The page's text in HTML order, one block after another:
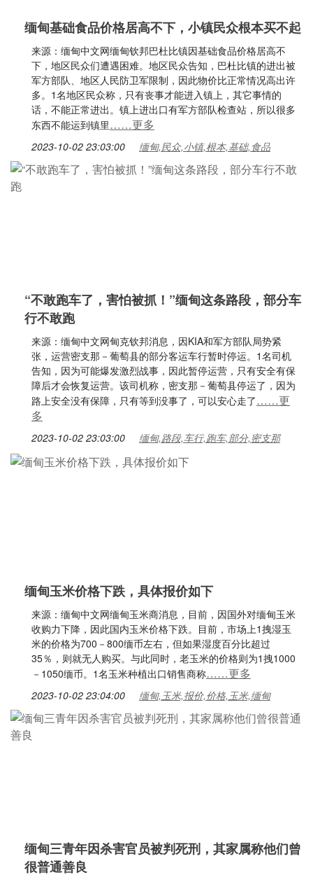
缅甸基础食品价格居高不下，小镇民众根本买不起
来源：缅甸中文网缅甸钦邦巴杜比镇因基础食品价格居高不
下，地区民众们遭遇困难。地区民众告知，巴杜比镇的进出被
军方部队、地区人民防卫军限制，因此物价比正常情况高出许
多。1名地区民众称，只有丧事才能进入镇上，其它事情的
话，不能正常进出。镇上进出口有军方部队检查站，所以很多
东西不能运到镇里……更多
2023-10-02 23:03:00 缅甸,民众,小镇,根本,基础,食品
“不敢跑车了，害怕被抓！”缅甸这条路段，部分车
行不敢跑
来源：缅甸中文网甸克钦邦消息，因KIA和军方部队局势紧
张，运营密支那－葡萄县的部分客运车行暂时停运。1名司机
告知，因为可能爆发激烈战事，因此暂停运营，只有安全有保
障后才会恢复运营。该司机称，密支那－葡萄县停运了，因为
路上安全没有保障，只有等到没事了，可以安心走了……更
多
2023-10-02 23:03:00 缅甸,路段,车行,跑车,部分,密支那
缅甸玉米价格下跌，具体报价如下
来源：缅甸中文网缅甸玉米商消息，目前，因国外对缅甸玉米
收购力下降，因此国内玉米价格下跌。目前，市场上1拽湿玉
米的价格为700－800缅币左右，但如果湿度百分比超过
35％，则就无人购买。与此同时，老玉米的价格则为1拽1000
－1050缅币。1名玉米种植出口销售商称……更多
2023-10-02 23:04:00 缅甸,玉米,报价,价格,玉米,缅甸
缅甸三青年因杀害官员被判死刑，其家属称他们曾
很普通善良